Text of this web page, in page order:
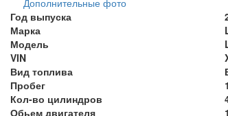
Год выпуска
Марка
Модель
VIN
Вид топлива
Пробег
Кол-во цилиндров
Обьем двигателя